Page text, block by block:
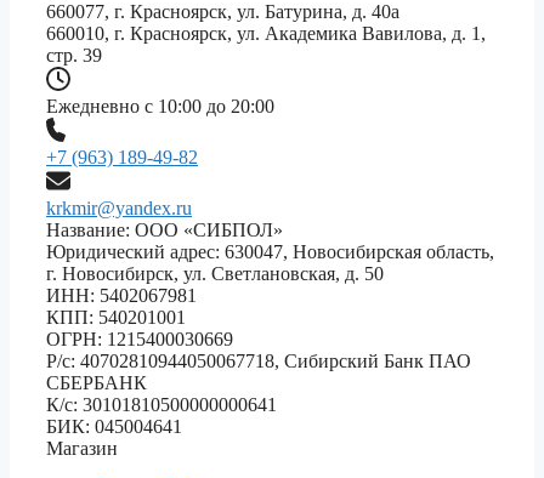
660077, г. Красноярск, ул. Батурина, д. 40а
660010, г. Красноярск, ул. Академика Вавилова, д. 1,
стр. 39
Ежедневно с 10:00 до 20:00
+7 (963) 189-49-82
krkmir@yandex.ru
Название: ООО «СИБПОЛ»
Юридический адрес: 630047, Новосибирская область,
г. Новосибирск, ул. Светлановская, д. 50
ИНН: 5402067981
КПП: 540201001
ОГРН: 1215400030669
Р/с: 40702810944050067718, Сибирский Банк ПАО
СБЕРБАНК
К/с: 30101810500000000641
БИК: 045004641
Магазин